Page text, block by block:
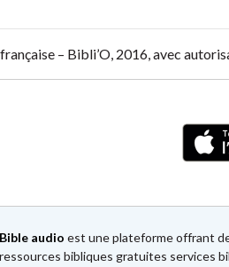
– Bibli’O, 2016, avec
Bible audio est une plateforme offrant
ressources bibliques gratuites services